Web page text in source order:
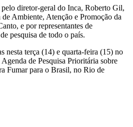
pelo diretor-geral do Inca, Roberto Gil,
Ambiente, Atenção e Promoção da
e por representantes de
pesquisa de todo o país.
nesta terça (14) e quarta-feira (15) no
de Pesquisa Prioritária sobre
Fumar para o Brasil, no Rio de